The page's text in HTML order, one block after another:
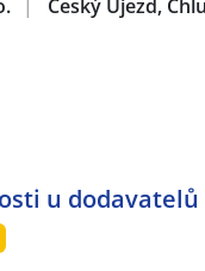
| Český Újezd,
u